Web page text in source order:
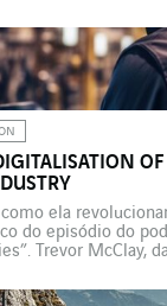
para a
ela
do episódio do
Trevor McClay,
implementadas